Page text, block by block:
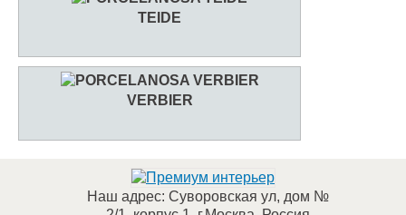
TEIDE
VERBIER
Наш адрес: Суворовская ул, дом №